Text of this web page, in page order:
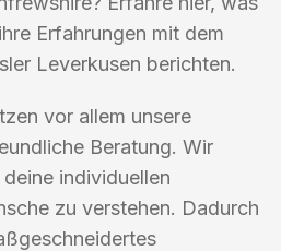
Erfahrungen mit dem
Leverkusen berichten.
vor allem unsere
Beratung. Wir
individuellen
zu verstehen. Dadurch